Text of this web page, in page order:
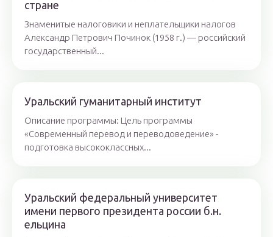
стране
Знаменитые налоговики и неплательщики налогов
Александр Петрович Починок (1958 г.) — российский
государственный...
Уральский гуманитарный институт
Описание программы: Цель программы
«Современный перевод и переводоведение» -
подготовка высококлассных...
Уральский федеральный университет
имени первого президента россии б.н.
ельцина